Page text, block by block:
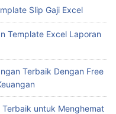
Slip Gaji Excel
Template Excel Laporan
Terbaik Dengan Free
Terbaik untuk Menghemat